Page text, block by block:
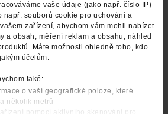
vaše údaje (jako např. číslo IP)
např. souborů cookie pro uchování a
zařízení, abychom vám mohli nabízet
a obsah, měření reklam a obsahu, náhled
Máte možnosti ohledně toho, kdo
účelům.
také:
o vaší geografické poloze, které
několik metrů
pomocí aktivního skenování pro
279 Kč
altapharma 60 ks
49.90 Kč
DO KOŠÍKU